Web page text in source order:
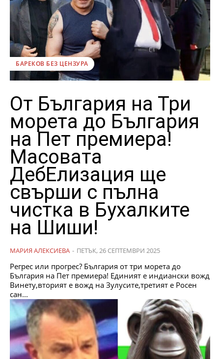
БАРЕКОВ БЕЗ ЦЕНЗУРА
От България на Три
морета до България
на Пет премиера!
Масовата
ДебЕлизация ще
свърши с пълна
чистка в Бухалките
на Шиши!
МАРИЯ АЛЕКСИЕВА - ПЕТЪК, 26 СЕПТЕМВРИ 2025
Регрес или прогрес? България от три морета до
България на Пет премиера! Единият е индиански вожд
Винету,вторият е вожд на Зулусите,третият е Росен
сан...